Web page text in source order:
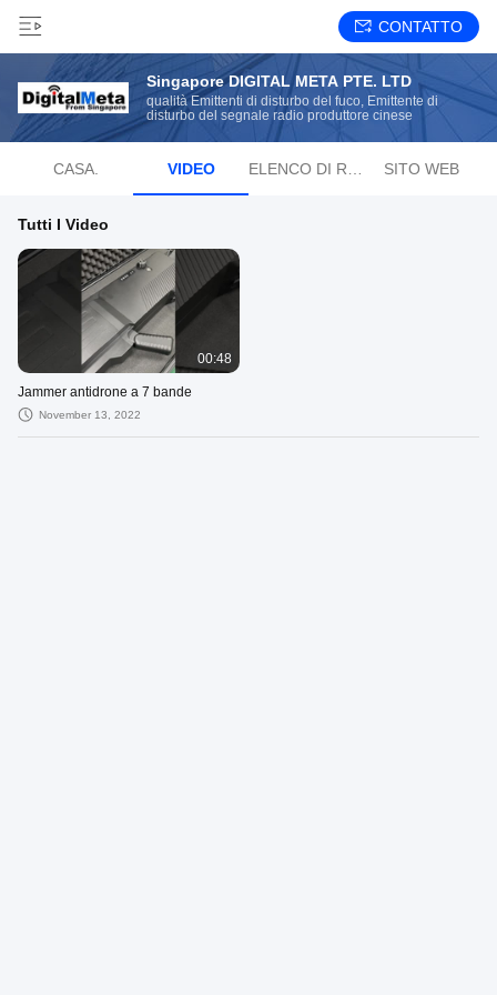
CONTATTO
Singapore DIGITAL META PTE. LTD
qualità Emittenti di disturbo del fuco, Emittente di
disturbo del segnale radio produttore cinese
CASA. VIDEO SITO WEB
Tutti I Video
00:48
Jammer antidrone a 7 bande
November 13, 2022